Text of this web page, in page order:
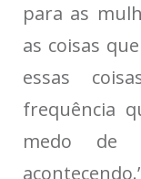
para as
as coisas
essas
frequência
medo de